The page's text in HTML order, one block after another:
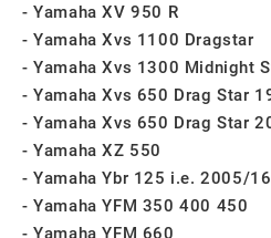
Yamaha XV 950 R
Yamaha Xvs 1100 Dragstar
Yamaha Xvs 1300 Midnight
Yamaha Xvs 650 Drag Star
Yamaha Xvs 650 Drag Star
Yamaha XZ 550
Yamaha Ybr 125 i.e. 2005/16
Yamaha YFM 350 400 450
Yamaha YFM 660